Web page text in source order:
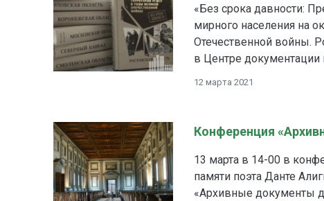
«Без срока давности:
мирного населения на
Отечественной войны.
в Центре документации
12 марта 2021
Конференция
13 марта в 14-00 в
памяти поэта Данте
«Архивные документы